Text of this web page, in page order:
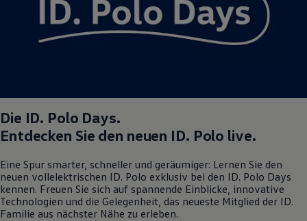
Magazin
Lifestyle
Transport
Volkswagen Kundenbetreuung
Die ID. Polo Days.
Entdecken Sie den neuen ID. Polo live.
Eine Spur smarter, schneller und geräumiger: Lernen Sie den
neuen vollelektrischen ID. Polo exklusiv bei den ID. Polo Days
kennen. Freuen Sie sich auf spannende Einblicke, innovative
Technologien und die Gelegenheit, das neueste Mitglied der ID.
Familie aus nächster Nähe zu erleben.